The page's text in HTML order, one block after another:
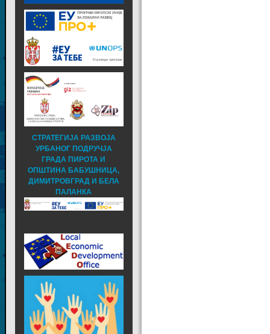
СТРАТЕГИЈА РАЗВОЈА
УРБАНОГ ПОДРУЧЈА
ГРАДА ПИРОТА И
ОПШТИНА БАБУШНИЦА,
ДИМИТРОВГРАД И БЕЛА
ПАЛАНКА